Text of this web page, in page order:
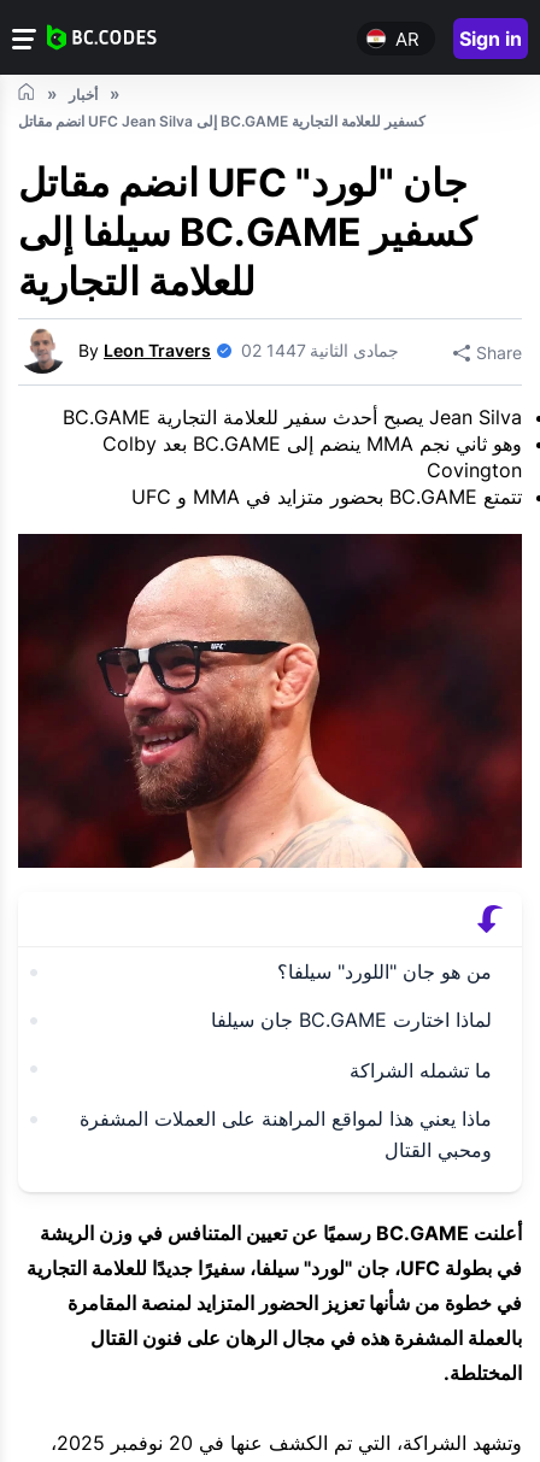
AR Sign in
أخبار
انضم مقاتل UFC Jean Silva إلى BC.GAME كسفير للعلامة التجارية
انضم مقاتل UFC جان "لورد"
سيلفا إلى BC.GAME كسفير
للعلامة التجارية
By Leon Travers 02 جمادى الثانية 1447 Share
Jean Silva يصبح أحدث سفير للعلامة التجارية BC.GAME
وهو ثاني نجم MMA ينضم إلى BC.GAME بعد Colby
Covington
تتمتع BC.GAME بحضور متزايد في MMA و UFC
من هو جان "اللورد" سيلفا؟
لماذا اختارت BC.GAME جان سيلفا
ما تشمله الشراكة
ماذا يعني هذا لمواقع المراهنة على العملات المشفرة
ومحبي القتال
أعلنت BC.GAME رسميًا عن تعيين المتنافس في وزن الريشة
في بطولة UFC، جان "لورد" سيلفا، سفيرًا جديدًا للعلامة التجارية
في خطوة من شأنها تعزيز الحضور المتزايد لمنصة المقامرة
بالعملة المشفرة هذه في مجال الرهان على فنون القتال
المختلطة.
وتشهد الشراكة، التي تم الكشف عنها في 20 نوفمبر 2025،